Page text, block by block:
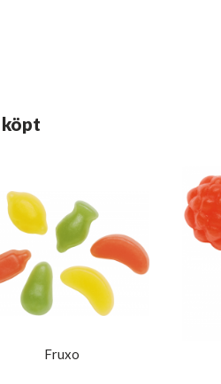
köpt
Fruxo